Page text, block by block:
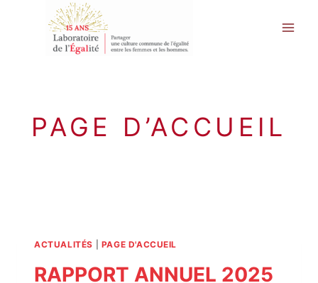
PAGE D’ACCUEIL
ACTUALITÉS PAGE D'ACCUEIL
RAPPORT ANNUEL 2025